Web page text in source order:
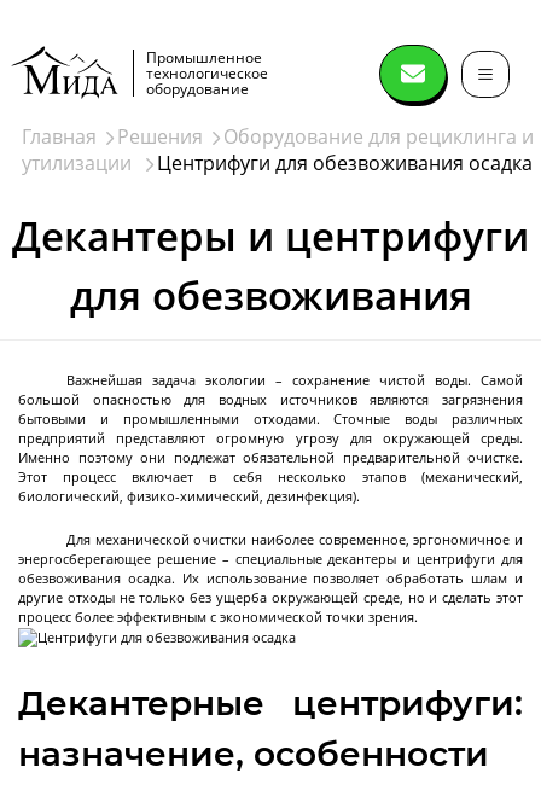
Промышленное
технологическое
оборудование
Сушильное
Распылительные сушилки
Спин флеш сушилки (spin flash dryer)
Сушилки нутч-фильтры
Лопастные вакуумные сушилки
Ленточные вакуумные сушилки
Вакуумный сушильный шкаф
Лиофильные сушилки
Конические вакуумные сушилки миксеры
Сушки в кипящем слое
Сушки в виброкипящем слое
Сушилки барабанного типа
Печи Далее
Циркуляционные
термостаты
Чиллеры
Термостаты нагрев охлаждение
Главная Решения
Оборудование для рециклинга и
утилизации
Центрифуги для обезвоживания осадка
Декантеры и центрифуги
для обезвоживания
Важнейшая задача экологии – сохранение чистой воды. Самой
большой опасностью для водных источников являются загрязнения
бытовыми и промышленными отходами. Сточные воды различных
предприятий представляют огромную угрозу для окружающей среды.
Именно поэтому они подлежат обязательной предварительной очистке.
Этот процесс включает в себя несколько этапов (механический,
биологический, физико-химический, дезинфекция).
Для механической очистки наиболее современное, эргономичное и
энергосберегающее решение – специальные декантеры и центрифуги для
обезвоживания осадка. Их использование позволяет обработать шлам и
другие отходы не только без ущерба окружающей среде, но и сделать этот
процесс более эффективным с экономической точки зрения.
Декантерные центрифуги:
назначение, особенности